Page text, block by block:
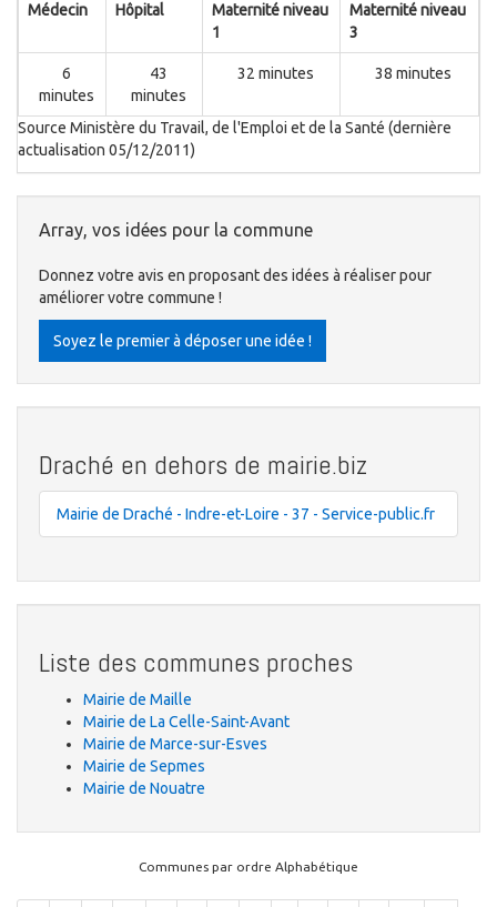
Médecin Hôpital
Maternité niveau
1
Maternité niveau
3
6
minutes
43
minutes
32 minutes 38 minutes
Source Ministère du Travail, de l'Emploi et de la Santé (dernière
actualisation 05/12/2011)
Array, vos idées pour la commune
Donnez votre avis en proposant des idées à réaliser pour
améliorer votre commune !
Soyez le premier à déposer une idée !
Draché en dehors de mairie.biz
Mairie de Draché - Indre-et-Loire - 37 - Service-public.fr
Liste des communes proches
Mairie de Maille
Mairie de La Celle-Saint-Avant
Mairie de Marce-sur-Esves
Mairie de Sepmes
Mairie de Nouatre
Communes par ordre Alphabétique